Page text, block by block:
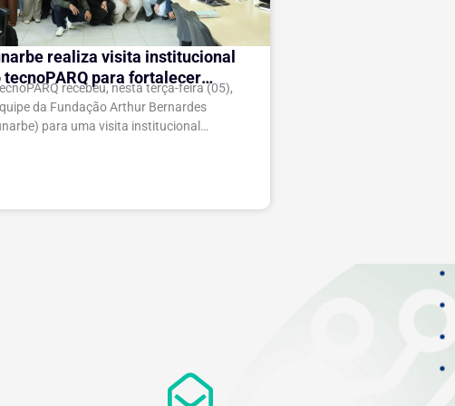
realiza visita institucional
tecnoPARQ para fortalecer
e a gestão da inovação
recebeu, nesta terça-feira (05),
da Fundação Arthur Bernardes
para uma visita institucional